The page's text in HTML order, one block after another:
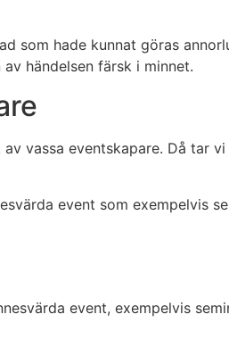
som hade kunnat göras
händelsen färsk i minnet.
vassa eventskapare. Då tar
event som exempelvis
event, exempelvis